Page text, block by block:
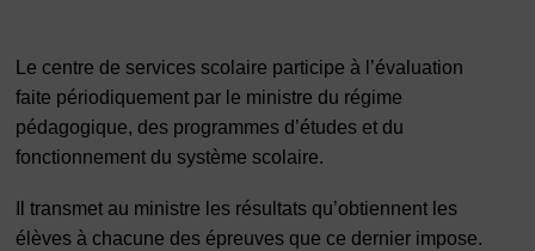
Le centre de services scolaire participe à l’évaluation
faite périodiquement par le ministre du régime
pédagogique, des programmes d’études et du
fonctionnement du système scolaire.
Il transmet au ministre les résultats qu’obtiennent les
élèves à chacune des épreuves que ce dernier impose.